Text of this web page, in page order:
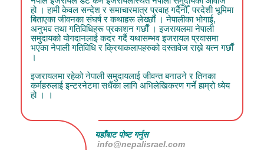
हो । हामी केवल सन्देश र समाचारमात्र प्रवाह गर्दैनौँ, परदेशी भूमिमा
बिताएका जीवनका संघर्ष र कथाहरू लेख्छौं । नेपालीका भोगाई,
अनुभव तथा गतिविधिहरू प्रकाशन गर्छौं । इजरायलमा नेपाली
समुदायको योगदानलाई कदर गर्दै यथासम्भव इजरायल प्रवासमा
भएका नेपाली गतिविधि र क्रियाकलापहरुको दस्तावेज राख्ने यत्न गर्छौं
।
इजरायलमा रहेको नेपाली समुदायलाई जीवन्त बनाउने र तिनका
कर्महरुलाई इन्टरनेटमा सधैंका लागि अभिलेखिकरण गर्ने हाम्रो ध्येय
हो । ।
यहाँबाट पोष्ट गर्नुस
info@nepalisrael.com